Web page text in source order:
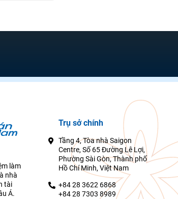
làm
nhà
tài
Á.
Trụ sở chính
Tầng 4, Tòa nhà Saigon
Centre, Số 65 Đường Lê Lợi,
Phường Sài Gòn, Thành phố
Hồ Chí Minh, Việt Nam
+84 28 3622 6868
+84 28 7303 8989